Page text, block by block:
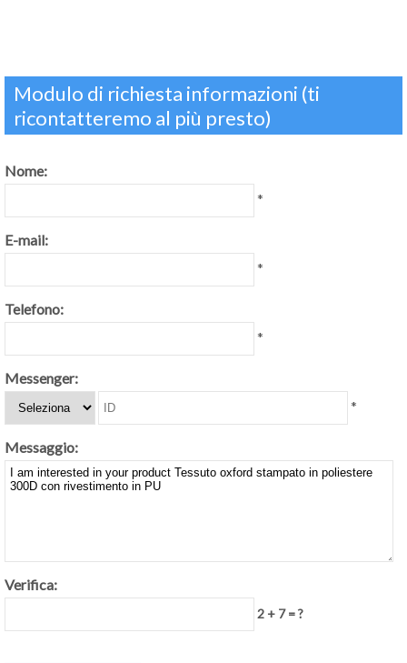
Modulo di richiesta informazioni (ti
ricontatteremo al più presto)
Nome:
*
E-mail:
*
Telefono:
*
Messenger:
*
Messaggio:
Verifica:
2 + 7 = ?